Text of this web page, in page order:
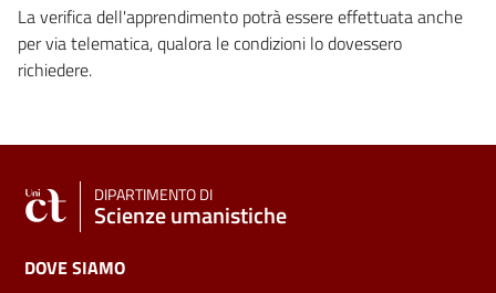
La verifica dell'apprendimento potrà essere effettuata anche
per via telematica, qualora le condizioni lo dovessero
richiedere.
DIPARTIMENTO DI
Scienze umanistiche
DOVE SIAMO